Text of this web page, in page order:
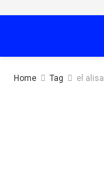
Home Tag el alisal